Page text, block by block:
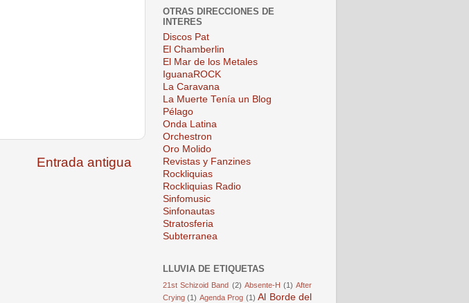
Entrada antigua
OTRAS DIRECCIONES DE
INTERES
Discos Pat
El Chamberlin
El Mar de los Metales
IguanaROCK
La Caravana
La Muerte Tenía un Blog
Pélago
Onda Latina
Orchestron
Oro Molido
Revistas y Fanzines
Rockliquias
Rockliquias Radio
Sinfomusic
Sinfonautas
Stratosferia
Subterranea
LLUVIA DE ETIQUETAS
21st Schizoid Band (2) Absente-H (1) After
Crying (1) Agenda Prog (1) Al Borde del